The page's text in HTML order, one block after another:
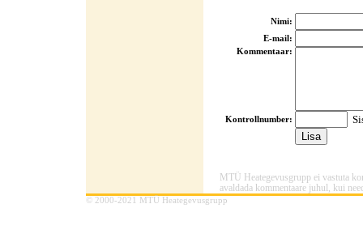
Nimi:
E-mail:
Kommentaar:
Kontrollnumber:
MTÜ Heategevusgrupp ei vastuta
avaldada kommentaare juhul, kui
© 2000-2021 MTÜ Heategevusgrupp